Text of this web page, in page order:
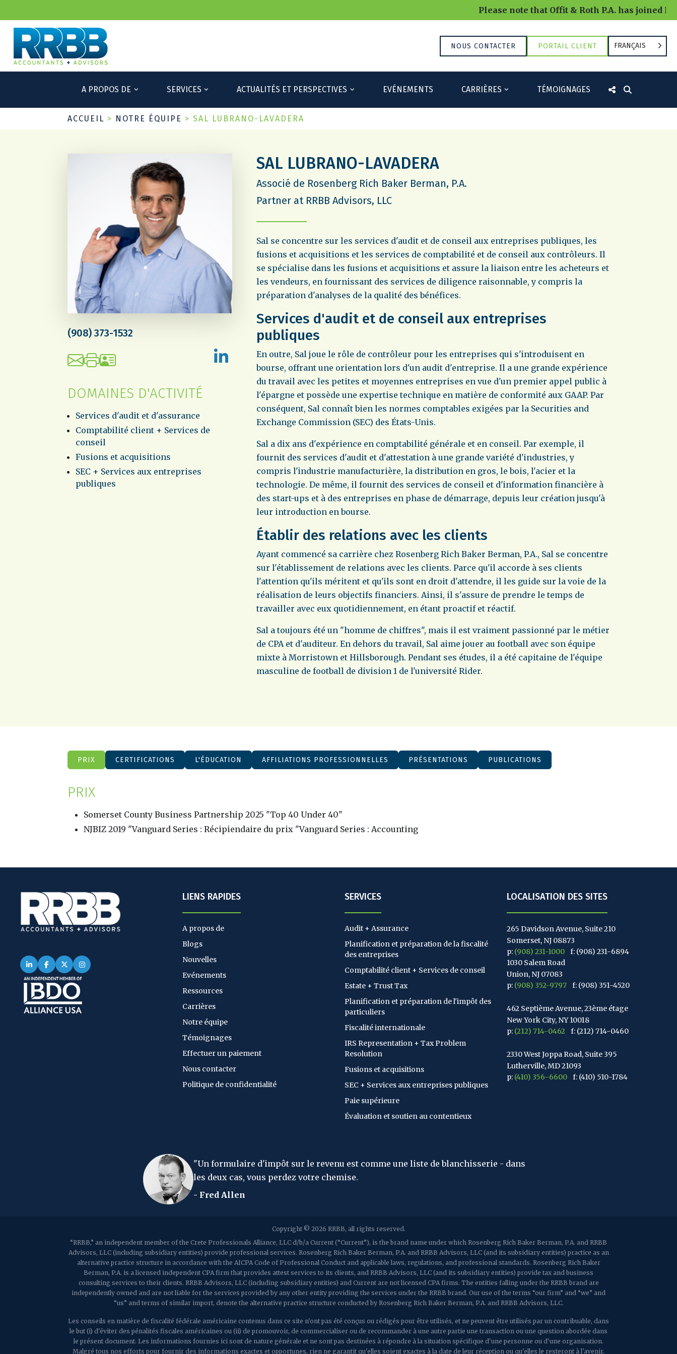
Please note that Offit & Roth P.A. has joined RRBB
NOUS CONTACTER PORTAIL CLIENT FRANÇAIS
A PROPOS DE SERVICES ACTUALITÉS ET PERSPECTIVES EVÉNEMENTS CARRIÈRES TÉMOIGNAGES
ACCUEIL > NOTRE ÉQUIPE > SAL LUBRANO-LAVADERA
(908) 373-1532
DOMAINES D'ACTIVITÉ
Services d'audit et d'assurance
Comptabilité client + Services de
conseil
Fusions et acquisitions
SEC + Services aux entreprises
publiques
SAL LUBRANO-LAVADERA
Associé de Rosenberg Rich Baker Berman, P.A.
Partner at RRBB Advisors, LLC
Sal se concentre sur les services d'audit et de conseil aux entreprises publiques, les
fusions et acquisitions et les services de comptabilité et de conseil aux contrôleurs. Il
se spécialise dans les fusions et acquisitions et assure la liaison entre les acheteurs et
les vendeurs, en fournissant des services de diligence raisonnable, y compris la
préparation d'analyses de la qualité des bénéfices.
Services d'audit et de conseil aux entreprises
publiques
En outre, Sal joue le rôle de contrôleur pour les entreprises qui s'introduisent en
bourse, offrant une orientation lors d'un audit d'entreprise. Il a une grande expérience
du travail avec les petites et moyennes entreprises en vue d'un premier appel public à
l'épargne et possède une expertise technique en matière de conformité aux GAAP. Par
conséquent, Sal connaît bien les normes comptables exigées par la Securities and
Exchange Commission (SEC) des États-Unis.
Sal a dix ans d'expérience en comptabilité générale et en conseil. Par exemple, il
fournit des services d'audit et d'attestation à une grande variété d'industries, y
compris l'industrie manufacturière, la distribution en gros, le bois, l'acier et la
technologie. De même, il fournit des services de conseil et d'information financière à
des start-ups et à des entreprises en phase de démarrage, depuis leur création jusqu'à
leur introduction en bourse.
Établir des relations avec les clients
Ayant commencé sa carrière chez Rosenberg Rich Baker Berman, P.A., Sal se concentre
sur l'établissement de relations avec les clients. Parce qu'il accorde à ses clients
l'attention qu'ils méritent et qu'ils sont en droit d'attendre, il les guide sur la voie de la
réalisation de leurs objectifs financiers. Ainsi, il s'assure de prendre le temps de
travailler avec eux quotidiennement, en étant proactif et réactif.
Sal a toujours été un "homme de chiffres", mais il est vraiment passionné par le métier
de CPA et d'auditeur. En dehors du travail, Sal aime jouer au football avec son équipe
mixte à Morristown et Hillsborough. Pendant ses études, il a été capitaine de l'équipe
masculine de football de division 1 de l'université Rider.
PRIX CERTIFICATIONS L'ÉDUCATION AFFILIATIONS PROFESSIONNELLES PRÉSENTATIONS PUBLICATIONS
PRIX
Somerset County Business Partnership 2025 "Top 40 Under 40"
NJBIZ 2019 "Vanguard Series : Récipiendaire du prix "Vanguard Series : Accounting
LIENS RAPIDES
A propos de
Blogs
Nouvelles
Evénements
Ressources
Carrières
Notre équipe
Témoignages
Effectuer un paiement
Nous contacter
Politique de confidentialité
SERVICES
Audit + Assurance
Planification et préparation de la fiscalité
des entreprises
Comptabilité client + Services de conseil
Estate + Trust Tax
Planification et préparation de l'impôt des
particuliers
Fiscalité internationale
IRS Representation + Tax Problem
Resolution
Fusions et acquisitions
SEC + Services aux entreprises publiques
Paie supérieure
Évaluation et soutien au contentieux
LOCALISATION DES SITES
265 Davidson Avenue, Suite 210
Somerset, NJ 08873
p: (908) 231-1000
f: (908) 231-6894
1030 Salem Road
Union, NJ 07083
p: (908) 352-9797 f: (908) 351-4520
462 Septième Avenue, 23ème étage
New York City, NY 10018
p: (212) 714-0462 f: (212) 714-0460
2330 West Joppa Road, Suite 395
Lutherville, MD 21093
p: (410) 356-6600 f: (410) 510-1784
f: (732) 365-8565
1989 Washington Valley Road
Martinsville, NJ 08836
formulaire d'impôt sur le revenu est comme une liste de blanchisserie - dans
deux cas, vous perdez votre chemise.
Copyright © 2026 RRBB, all rights reserved.
“RRBB,” an independent member of the Crete Professionals Alliance, LLC d/b/a Current (“Current”), is the brand name under which Rosenberg Rich Baker Berman, P.A. and RRBB
Advisors, LLC (including subsidiary entities) provide professional services. Rosenberg Rich Baker Berman, P.A. and RRBB Advisors, LLC (and its subsidiary entities) practice as an
alternative practice structure in accordance with the AICPA Code of Professional Conduct and applicable laws, regulations, and professional standards. Rosenberg Rich Baker
Berman, P.A. is a licensed independent CPA firm that provides attest services to its clients, and RRBB Advisors, LLC (and its subsidiary entities) provide tax and business
consulting services to their clients. RRBB Advisors, LLC (including subsidiary entities) and Current are not licensed CPA firms. The entities falling under the RRBB brand are
independently owned and are not liable for the services provided by any other entity providing the services under the RRBB brand. Our use of the terms “our firm” and “we” and
“us” and terms of similar import, denote the alternative practice structure conducted by Rosenberg Rich Baker Berman, P.A. and RRBB Advisors, LLC.
Les conseils en matière de fiscalité fédérale américaine contenus dans ce site n'ont pas été conçus ou rédigés pour être utilisés, et ne peuvent être utilisés par un contribuable, dans
le but (i) d'éviter des pénalités fiscales américaines ou (ii) de promouvoir, de commercialiser ou de recommander à une autre partie une transaction ou une question abordée dans
le présent document. Les informations fournies ici sont de nature générale et ne sont pas destinées à répondre à la situation spécifique d'une personne ou d'une organisation.
Malgré tous nos efforts pour fournir des informations exactes et opportunes, rien ne garantit qu'elles soient exactes à la date de leur réception ou qu'elles le resteront à l'avenir.